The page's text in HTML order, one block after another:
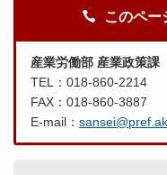
このペー
産業労働部 産業政策課
TEL：018-860-2214
FAX：018-860-3887
E-mail：